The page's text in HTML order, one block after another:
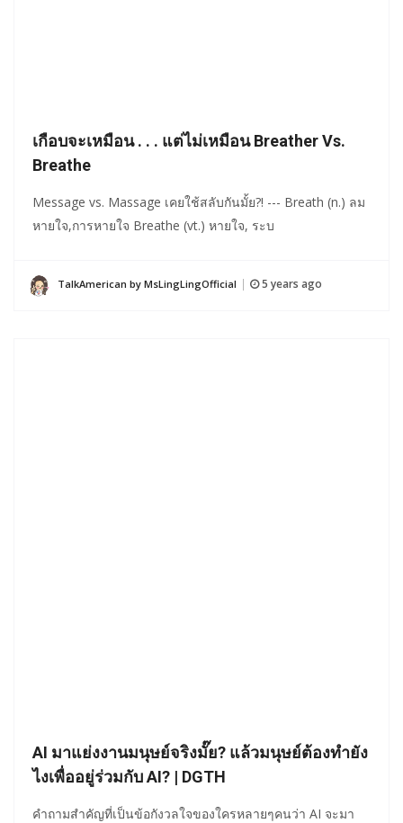
เกือบจะเหมือน . . . แต่ไม่เหมือน Breather Vs.
Breathe
Message vs. Massage เคยใช้สลับกันมั้ย?! --- Breath (n.) ลม
หายใจ,การหายใจ Breathe (vt.) หายใจ, ระบ
TalkAmerican by MsLingLingOfficial 5 years ago
AI มาแย่งงานมนุษย์จริงมั๊ย? แล้วมนุษย์ต้องทำยัง
ไงเพื่ออยู่ร่วมกับ AI? | DGTH
คำถามสำคัญที่เป็นข้อกังวลใจของใครหลายๆคนว่า AI จะมา